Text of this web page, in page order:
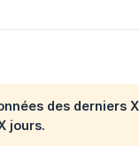
des derniers
jours.